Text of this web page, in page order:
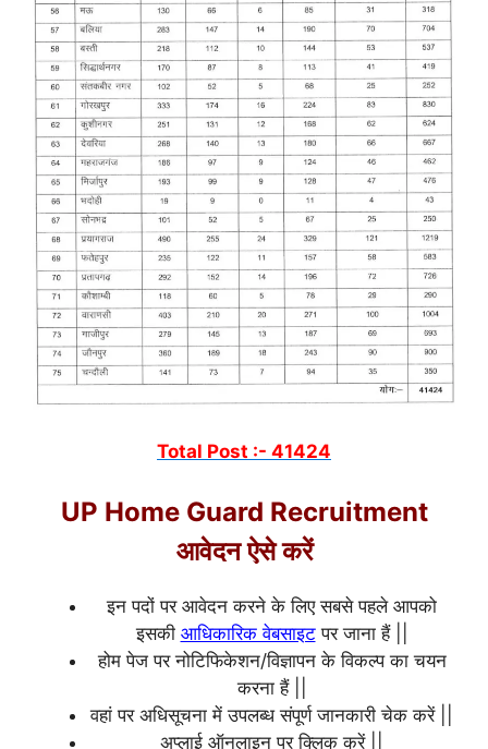
Total Post :- 41424
UP Home Guard Recruitment
आवेदन ऐसे करें
इन पदों पर आवेदन करने के लिए सबसे पहले आपको
इसकी आधिकारिक वेबसाइटपर जाना हैं ||
होम पेज पर नोटिफिकेशन/विज्ञापन के विकल्प का चयन
करना हैं ||
वहां पर अधिसूचना में उपलब्ध संपूर्ण जानकारी चेक करें ||
अप्लाई ऑनलाइन पर क्लिक करें ||